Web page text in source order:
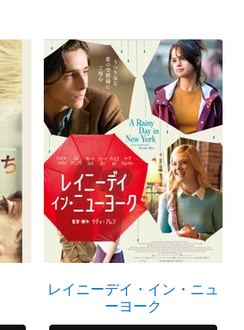
レイニーデイ・イン・ニュ
ーヨーク